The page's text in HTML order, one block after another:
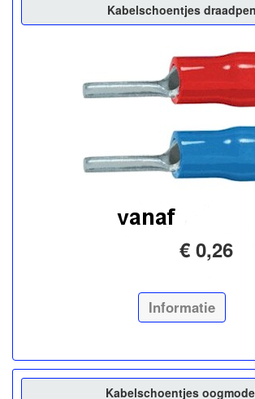
Kabelschoentjes draadpen
€ 0,26
Informatie
Kabelschoentjes